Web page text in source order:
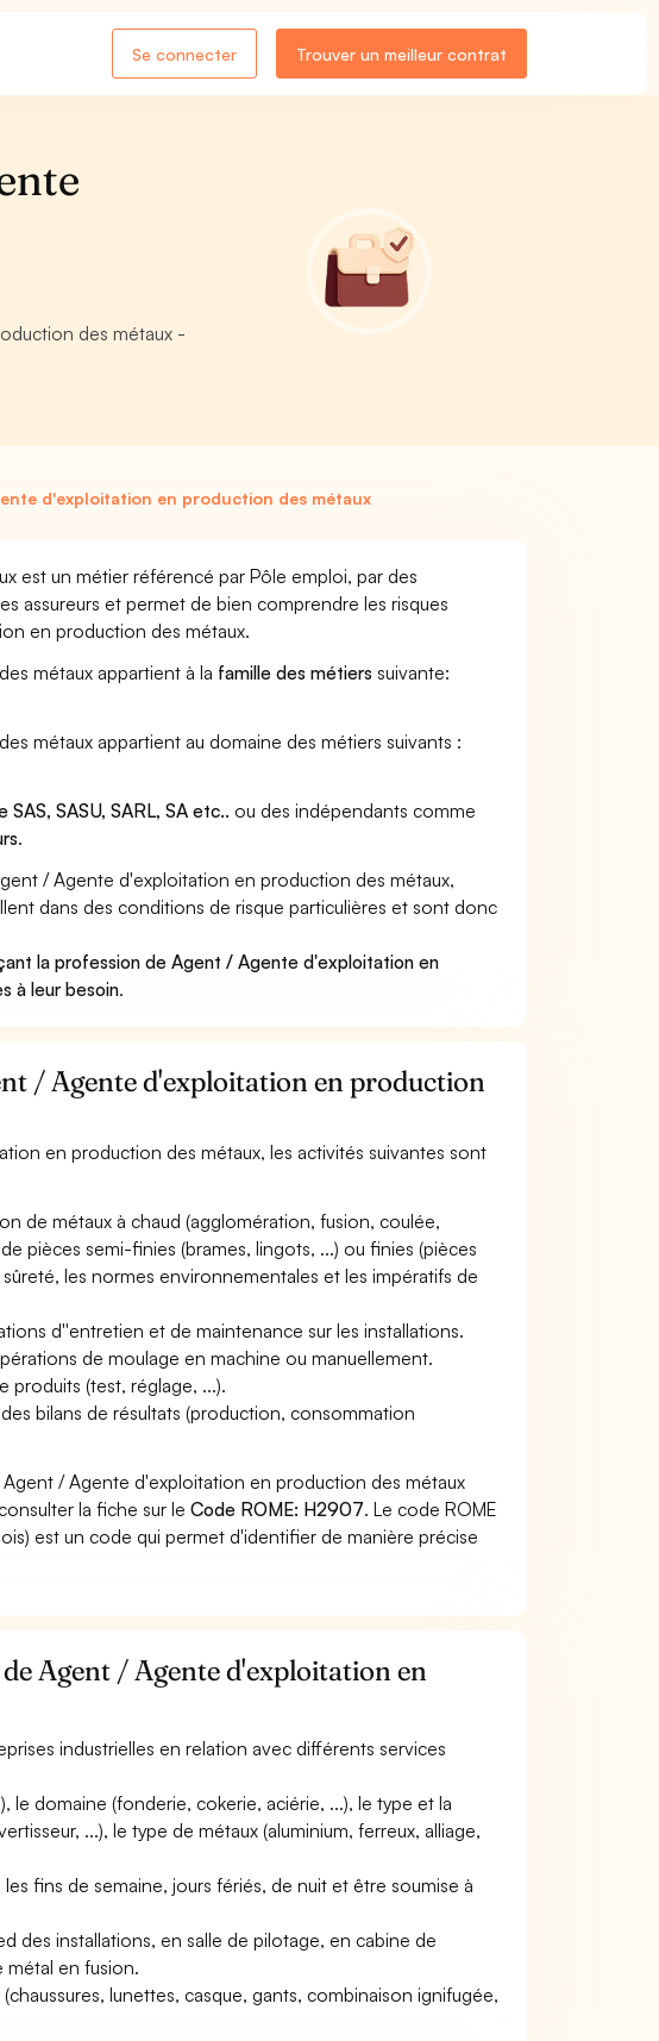
Se connecter Trouver un meilleur contrat
des métaux -
d'exploitation en production des métaux
est un métier référencé par Pôle emploi, par des
assureurs et permet de bien comprendre les risques
en production des métaux.
métaux appartient à la famille des métiers suivante:
métaux appartient au domaine des métiers suivants :
SASU, SARL, SA etc.. ou des indépendants comme
.
/ Agente d'exploitation en production des métaux,
dans des conditions de risque particulières et sont donc
la profession de Agent / Agente d'exploitation en
à leur besoin.
/ Agente d'exploitation en production
en production des métaux, les activités suivantes sont
de métaux à chaud (agglomération, fusion, coulée,
pièces semi-finies (brames, lingots, ...) ou finies (pièces
les normes environnementales et les impératifs de
d''entretien et de maintenance sur les installations.
de moulage en machine ou manuellement.
produits (test, réglage, ...).
bilans de résultats (production, consommation
/ Agente d'exploitation en production des métaux
la fiche sur leCode ROME: H2907. Le code ROME
est un code qui permet d'identifier de manière précise
Agent / Agente d'exploitation en
industrielles en relation avec différents services
le domaine (fonderie, cokerie, aciérie, ...), le type et la
...), le type de métaux (aluminium, ferreux, alliage,
fins de semaine, jours fériés, de nuit et être soumise à
des installations, en salle de pilotage, en cabine de
en fusion.
lunettes, casque, gants, combinaison ignifugée,